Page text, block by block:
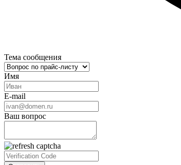
Тема сообщения
Имя
E-mail
Ваш вопрос